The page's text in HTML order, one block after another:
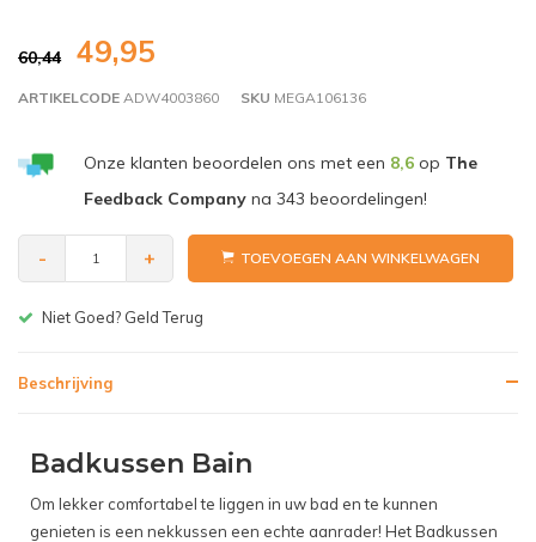
60,44 49,95
ARTIKELCODE ADW4003860 SKU MEGA106136
Onze klanten beoordelen ons met een 8,6op The
Feedback Companyna 343 beoordelingen!
- + TOEVOEGEN AAN WINKELWAGEN
Niet Goed? Geld Terug
Beschrijving
Badkussen Bain
Om lekker comfortabel te liggen in uw bad en te kunnen
genieten is een nekkussen een echte aanrader! Het Badkussen